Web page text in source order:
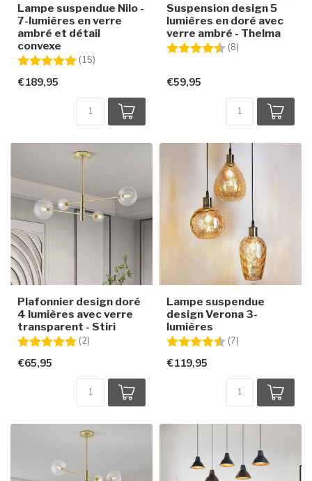
Lampe suspendue Nilo -
7-lumières en verre
ambré et détail
convexe
Note:
(15)
€189,95
Suspension design 5
lumières en doré avec
verre ambré - Thelma
Note:
(8)
€59,95
Plafonnier design doré
4 lumières avec verre
transparent - Stiri
Note:
(2)
€65,95
Lampe suspendue
design Verona 3-
lumières
Note:
(7)
€119,95